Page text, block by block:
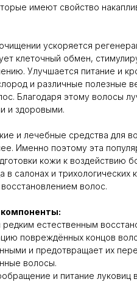
имеют свойство
ускоряется
клеточный обмен,
Улучшается питание и
и различные полезные
Благодаря этому волосы
и здоровыми.
и лечебные средства для
Именно поэтому эта
кожи к воздействию
в салонах и трихологических
волос.
редким естественным
повреждённых концов
и предотвращает их
волосы.
и питание луковиц